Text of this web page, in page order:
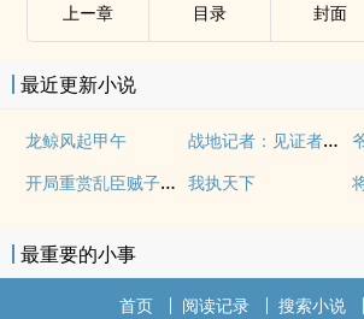
上ー章 目录 封面
最近更新小说
龙鲸风起甲午 战地记者：见证者之书
开局重赏乱臣贼子，傀儡皇帝要逆天！ 我执天下
最重要的小事
首页 阅读记录 搜索小说